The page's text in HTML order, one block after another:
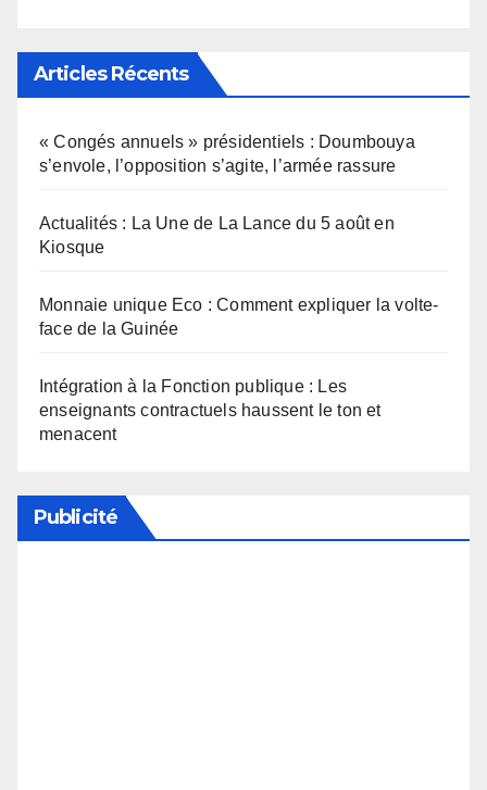
Articles Récents
« Congés annuels » présidentiels : Doumbouya
s’envole, l’opposition s’agite, l’armée rassure
Actualités : La Une de La Lance du 5 août en
Kiosque
Monnaie unique Eco : Comment expliquer la volte-
face de la Guinée
Intégration à la Fonction publique : Les
enseignants contractuels haussent le ton et
menacent
Publicité